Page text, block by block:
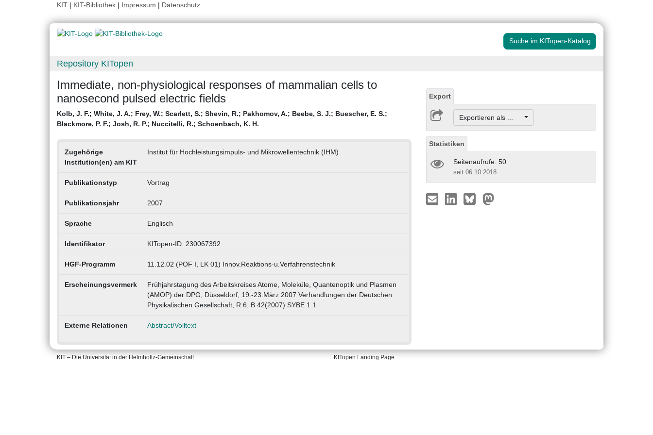
KIT | KIT-Bibliothek | Impressum | Datenschutz
Suche im KITopen-Katalog
Repository KITopen
Immediate, non-physiological responses of mammalian cells to
nanosecond pulsed electric fields
Kolb, J. F.; White, J. A.; Frey, W.; Scarlett, S.; Shevin, R.; Pakhomov, A.; Beebe, S. J.; Buescher, E. S.;
Blackmore, P. F.; Josh, R. P.; Nuccitelli, R.; Schoenbach, K. H.
Zugehörige
Institution(en) am KIT
Institut für Hochleistungsimpuls- und Mikrowellentechnik (IHM)
Publikationstyp Vortrag
Publikationsjahr 2007
Sprache Englisch
Identifikator KITopen-ID: 230067392
HGF-Programm 11.12.02 (POF I, LK 01) Innov.Reaktions-u.Verfahrenstechnik
Erscheinungsvermerk
Frühjahrstagung des Arbeitskreises Atome, Moleküle, Quantenoptik und Plasmen
(AMOP) der DPG, Düsseldorf, 19.-23.März 2007 Verhandlungen der Deutschen
Physikalischen Gesellschaft, R.6, B.42(2007) SYBE 1.1
Externe Relationen Abstract/Volltext
Export
Exportieren als ...
Statistiken
Seitenaufrufe: 50
seit 06.10.2018
KIT – Die Universität in der Helmholtz-Gemeinschaft KITopen Landing Page